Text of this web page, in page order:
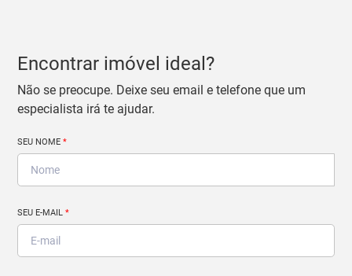
Encontrar imóvel ideal?
Não se preocupe. Deixe seu email e telefone que um
especialista irá te ajudar.
SEU NOME*
SEU E-MAIL*